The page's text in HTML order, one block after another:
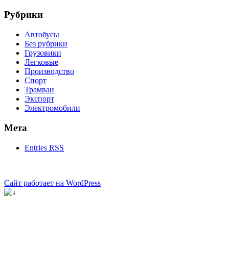
Рубрики
Автобусы
Без рубрики
Грузовики
Легковые
Производство
Спорт
Трамваи
Экспорт
Электромобили
Мета
Entries RSS
Сайт работает на WordPress